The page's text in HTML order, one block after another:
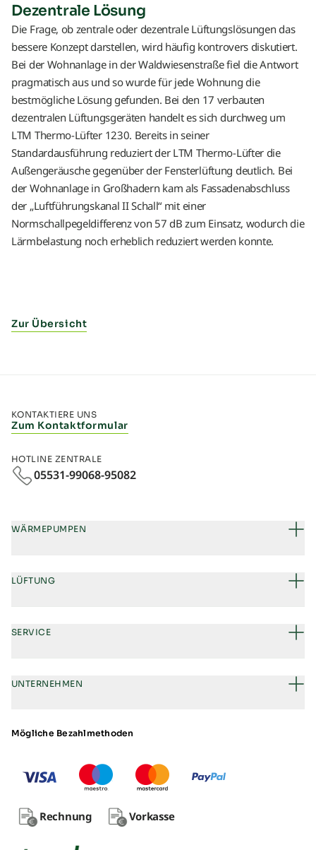
Dezentrale Lösung
Die Frage, ob zentrale oder dezentrale Lüftungslösungen das
bessere Konzept darstellen, wird häufig kontrovers diskutiert.
Bei der Wohnanlage in der Waldwiesenstraße fiel die Antwort
pragmatisch aus und so wurde für jede Wohnung die
bestmögliche Lösung gefunden. Bei den 17 verbauten
dezentralen Lüftungsgeräten handelt es sich durchweg um
LTM Thermo-Lüfter 1230. Bereits in seiner
Standardausführung reduziert der LTM Thermo-Lüfter die
Außengeräusche gegenüber der Fensterlüftung deutlich. Bei
der Wohnanlage in Großhadern kam als Fassadenabschluss
der „Luftführungskanal II Schall“ mit einer
Normschallpegeldifferenz von 57 dB zum Einsatz, wodurch die
Lärmbelastung noch erheblich reduziert werden konnte.
Zur Übersicht
KONTAKTIERE UNS
Zum Kontaktformular
HOTLINE ZENTRALE
05531-99068-95082
WÄRMEPUMPEN
LÜFTUNG
SERVICE
UNTERNEHMEN
Mögliche Bezahlmethoden
Rechnung Vorkasse